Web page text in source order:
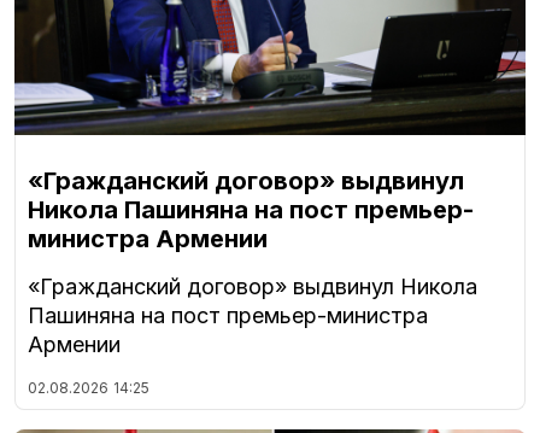
«Гражданский договор» выдвинул
Никола Пашиняна на пост премьер-
министра Армении
«Гражданский договор» выдвинул Никола
Пашиняна на пост премьер-министра
Армении
02.08.2026 14:25